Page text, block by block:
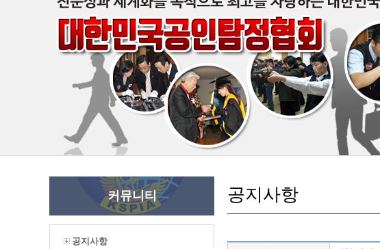
커뮤니티
공지사항
공지사항